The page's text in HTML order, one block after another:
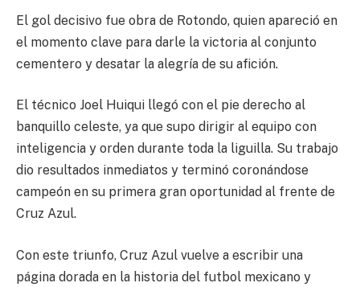
El gol decisivo fue obra de Rotondo, quien apareció en
el momento clave para darle la victoria al conjunto
cementero y desatar la alegría de su afición.
El técnico Joel Huiqui llegó con el pie derecho al
banquillo celeste, ya que supo dirigir al equipo con
inteligencia y orden durante toda la liguilla. Su trabajo
dio resultados inmediatos y terminó coronándose
campeón en su primera gran oportunidad al frente de
Cruz Azul.
Con este triunfo, Cruz Azul vuelve a escribir una
página dorada en la historia del futbol mexicano y